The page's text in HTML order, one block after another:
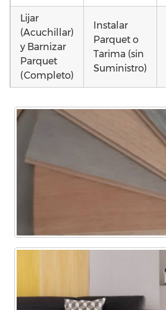
Lijar
(Acuchillar)
y Barnizar
Parquet
(Completo)
Instalar
Parquet o
Tarima (sin
Suministro)
parquet o
Comercial
parquet o
Tarima
Vivienda
(Completa)